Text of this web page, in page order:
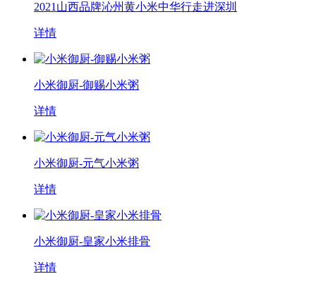
2021山西品牌沁州黄小米中华行走进深圳
详情
小米御厨-御赐小米粥
详情
小米御厨-元气小米粥
详情
小米御厨-皇家小米排骨
详情